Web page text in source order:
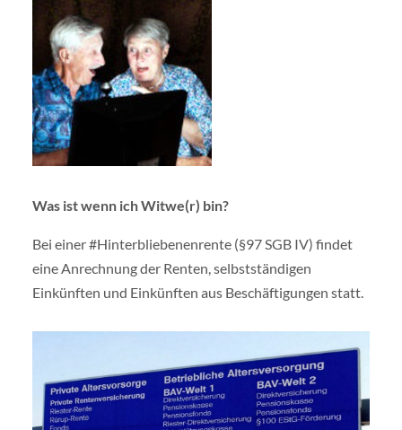
Was ist wenn ich Witwe(r) bin?
Bei einer #Hinterbliebenenrente (§97 SGB IV) findet
eine Anrechnung der Renten, selbstständigen
Einkünften und Einkünften aus Beschäftigungen statt.